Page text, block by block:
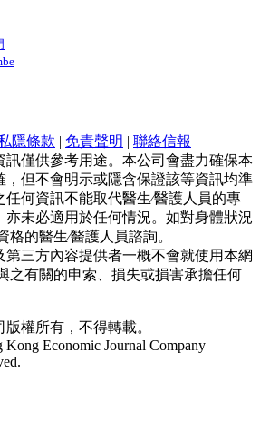
隱條款 | 免責聲明 | 聯絡信報
訊僅供參考用途。本公司會盡力確保本
，但不會明示或隱含保證該等資訊均準
何資訊不能取代醫生∕醫護人員的專
亦未必適用於任何情況。如對身體狀況
的醫生∕醫護人員諮詢。
三方內容提供者一概不會就使用本網
之有關的申索、損失或損害承擔任何
權所有，不得轉載。
Economic Journal Company